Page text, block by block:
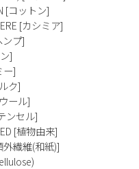
[コットン]
[カシミア]
ンプ]
]
ー]
ク]
ール]
ンセル]
[植物由来]
外繊維(和紙)]